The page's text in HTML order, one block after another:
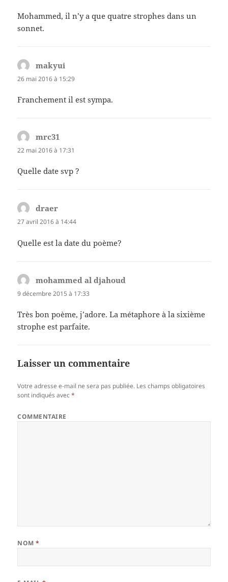
Mohammed, il n’y a que quatre strophes dans un
sonnet.
makyui
26 mai 2016 à 15:29
Franchement il est sympa.
mrc31
22 mai 2016 à 17:31
Quelle date svp ?
draer
27 avril 2016 à 14:44
Quelle est la date du poème?
mohammed al djahoud
9 décembre 2015 à 17:33
Très bon poème, j’adore. La métaphore à la sixième
strophe est parfaite.
Laisser un commentaire
Votre adresse e-mail ne sera pas publiée. Les champs obligatoires
sont indiqués avec*
COMMENTAIRE
NOM*